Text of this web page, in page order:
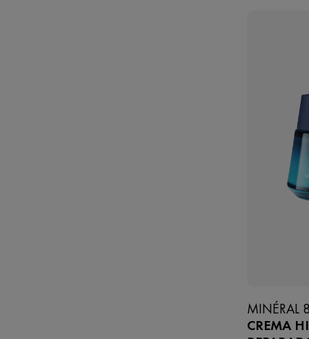
MINÉRAL
CREMA